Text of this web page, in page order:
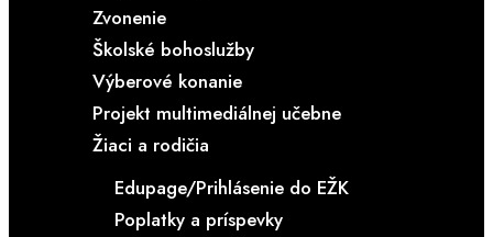
Zvonenie
Školské bohoslužby
Výberové konanie
Projekt multimediálnej učebne
Žiaci a rodičia
Edupage/Prihlásenie do EŽK
Poplatky a príspevky